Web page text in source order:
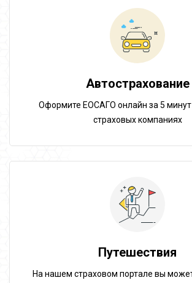
Автострахование
Оформите ЕОСАГО онлайн за 5
страховых компаниях
Путешествия
На нашем страховом портале вы